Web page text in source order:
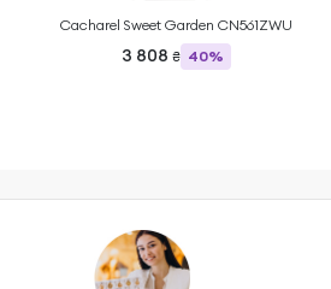
Cacharel Sweet Garden CN561ZWU
3 808 ₴ 40%